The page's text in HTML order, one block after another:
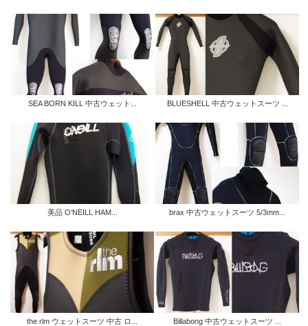
SEA BORN KILL 中古ウェット... BLUESHELL 中古ウェットスーツ ...
美品 O’NEILL HAM... brax 中古ウェットスーツ 5/3mm...
the rlm ウェットスーツ 中古 ロ... Billabong 中古ウェットスーツ ...